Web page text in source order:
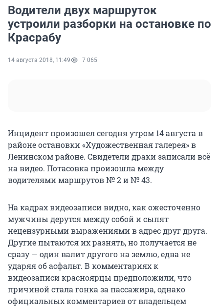
Водители двух маршруток
устроили разборки на остановке по
Красрабу
14 августа 2018, 11:49 7 065
Инцидент произошел сегодня утром 14 августа в
районе остановки «Художественная галерея» в
Ленинском районе. Свидетели драки записали всё
на видео. Потасовка произошла между
водителями маршрутов № 2 и № 43.
На кадрах видеозаписи видно, как ожесточенно
мужчины дерутся между собой и сыпят
нецензурными выражениями в адрес друг друга.
Другие пытаются их разнять, но получается не
сразу — один валит другого на землю, едва не
ударяя об асфальт. В комментариях к
видеозаписи красноярцы предположили, что
причиной стала гонка за пассажира, однако
официальных комментариев от владельцем